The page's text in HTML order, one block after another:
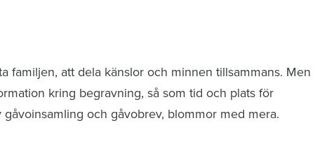
familjen, att dela känslor och minnen tillsammans. Men
kring begravning, så som tid och plats för
och gåvobrev, blommor med mera.